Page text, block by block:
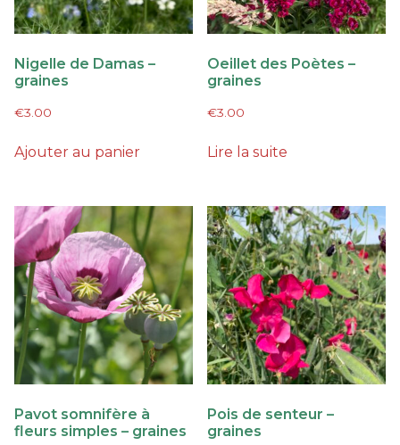
Nigelle de Damas –
graines
€3.00
Ajouter au panier
Oeillet des Poètes –
graines
€3.00
Lire la suite
Pavot somnifère à
fleurs simples – graines
Pois de senteur –
graines